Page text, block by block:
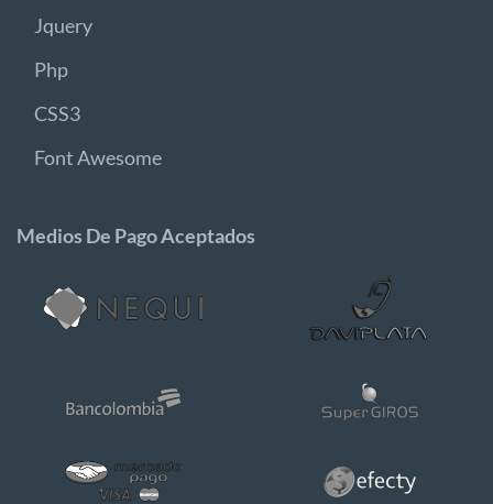
Jquery
Php
CSS3
Font Awesome
Medios De Pago Aceptados